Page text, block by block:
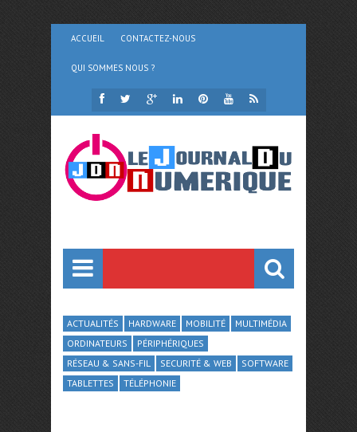
ACCUEIL CONTACTEZ-NOUS
QUI SOMMES NOUS ?
ACTUALITÉS HARDWARE MOBILITÉ
MULTIMÉDIA
ORDINATEURS
PÉRIPHÉRIQUES
RÉSEAU & SANS-FIL
SECURITÉ & WEB
SOFTWARE
TABLETTES
TÉLÉPHONIE